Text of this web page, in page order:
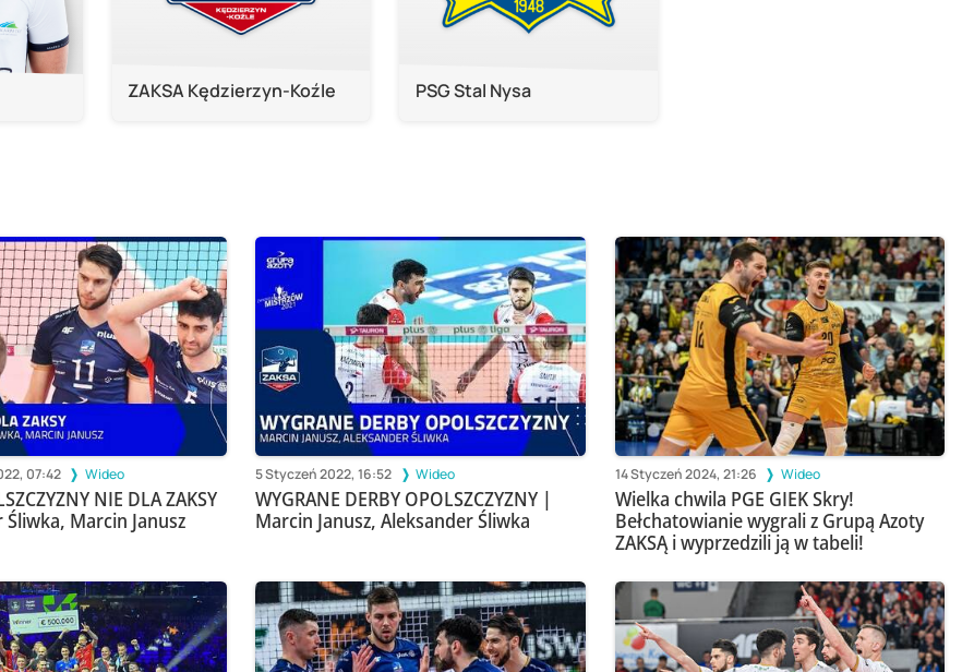
ZAKSA Kędzierzyn-Koźle PSG Stal Nysa
07:42 Wideo
NIE DLA ZAKSY
Marcin Janusz
5 Styczeń 2022, 16:52 Wideo
WYGRANE DERBY OPOLSZCZYZNY |
Marcin Janusz, Aleksander Śliwka
14 Styczeń 2024, 21:26 Wideo
Wielka chwila PGE GIEK Skry!
Bełchatowianie wygrali z Grupą Azoty
ZAKSĄ i wyprzedzili ją w tabeli!